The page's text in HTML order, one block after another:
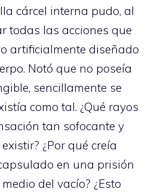
cárcel interna pudo, al
todas las acciones que
artificialmente diseñado
Notó que no poseía
sencillamente se
como tal. ¿Qué rayos
tan sofocante y
¿Por qué creía
en una prisión
del vacío? ¿Esto